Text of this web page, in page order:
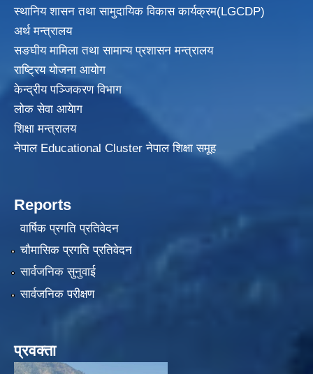
स्थानिय शासन तथा सामुदायिक विकासकार्यक्रम(LGCDP)
अर्थ मन्त्रालय
सङघीय मामिला तथा सामान्य प्रशासन मन्त्रालय
राष्ट्रिय योजना आयोग
केन्द्रीय पञ्जिकरण विभाग
लोक सेवा आयेाग
शिक्षा मन्त्रालय
नेपाल Educational Cluster नेपाल शिक्षा समूह
Reports
वार्षिक प्रगति प्रतिवेदन
चौमासिक प्रगति प्रतिवेदन
सार्वजनिक सुनुवाई
सार्वजनिक परीक्षण
प्रवक्ता